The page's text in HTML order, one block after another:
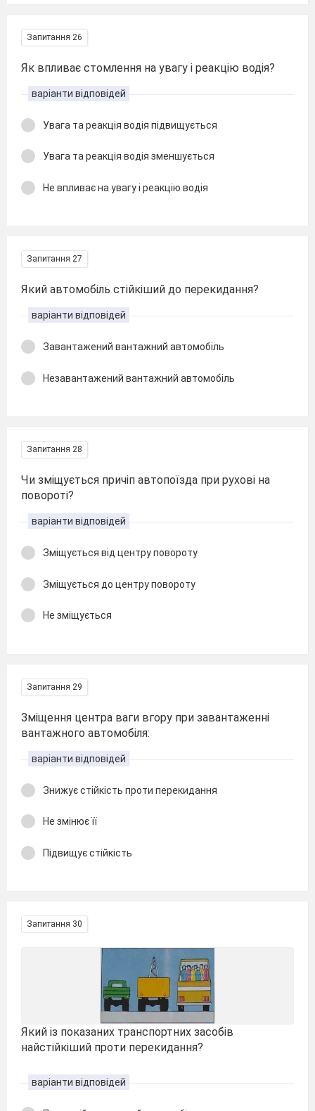
Запитання 26
Як впливає стомлення на увагу і реакцію водія?
варіанти відповідей
Увага та реакція водія підвищується
Увага та реакція водія зменшується
Не впливає на увагу і реакцію водія
Запитання 27
Який автомобіль стійкіший до перекидання?
варіанти відповідей
Завантажений вантажний автомобіль
Незавантажений вантажний автомобіль
Запитання 28
Чи зміщується причіп автопоїзда при рухові на
повороті?
варіанти відповідей
Зміщується від центру повороту
Зміщується до центру повороту
Не зміщується
Запитання 29
Зміщення центра ваги вгору при завантаженні
вантажного автомобіля:
варіанти відповідей
Знижує стійкість проти перекидання
Не змінює її
Підвищує стійкість
Запитання 30
Який із показаних транспортних засобів
найстійкіший проти перекидання?
варіанти відповідей